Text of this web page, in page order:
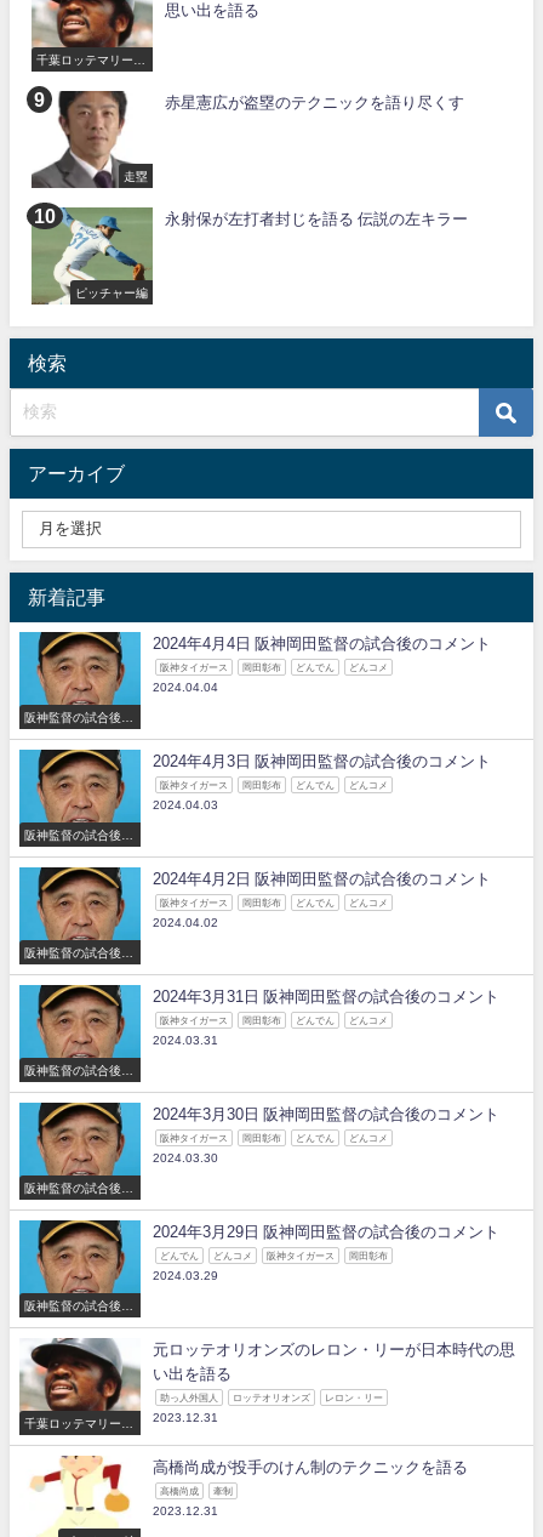
千葉ロッテマリーン
思い出を語る
走塁
赤星憲広が盗塁のテクニックを語り尽くす
ピッチャー編
永射保が左打者封じを語る 伝説の左キラー
検索
アーカイブ
新着記事
阪神監督の試合後の
コメント
2024年4月4日 阪神岡田監督の試合後のコメント
阪神タイガース 岡田彰布 どんでん どんコメ
2024.04.04
阪神監督の試合後の
コメント
2024年4月3日 阪神岡田監督の試合後のコメント
阪神タイガース 岡田彰布 どんでん どんコメ
2024.04.03
阪神監督の試合後の
コメント
2024年4月2日 阪神岡田監督の試合後のコメント
阪神タイガース 岡田彰布 どんでん どんコメ
2024.04.02
阪神監督の試合後の
コメント
2024年3月31日 阪神岡田監督の試合後のコメント
阪神タイガース 岡田彰布 どんでん どんコメ
2024.03.31
阪神監督の試合後の
コメント
2024年3月30日 阪神岡田監督の試合後のコメント
阪神タイガース 岡田彰布 どんでん どんコメ
2024.03.30
阪神監督の試合後の
コメント
2024年3月29日 阪神岡田監督の試合後のコメント
どんでん どんコメ 阪神タイガース 岡田彰布
2024.03.29
千葉ロッテマリーン
ズ
元ロッテオリオンズのレロン・リーが日本時代の思
い出を語る
助っ人外国人 ロッテオリオンズ レロン・リー
2023.12.31
高橋尚成が投手のけん制のテクニックを語る
高橋尚成 牽制
2023.12.31